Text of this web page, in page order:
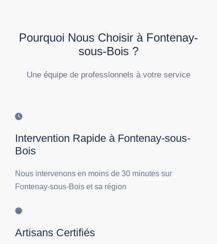
Pourquoi Nous Choisir à Fontenay-
sous-Bois ?
Une équipe de professionnels à votre service
Intervention Rapide à Fontenay-sous-
Bois
Nous intervenons en moins de 30 minutes sur
Fontenay-sous-Bois et sa région
Artisans Certifiés